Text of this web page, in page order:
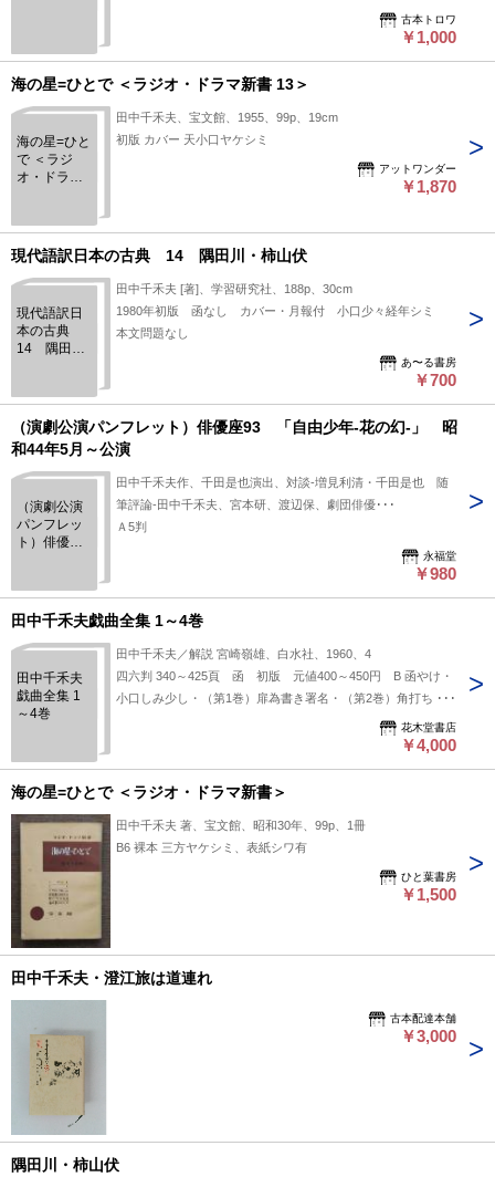
にヨレ有。ページ全体にヤケ、三方に軽い汚れ有。本文部分の
状態は良好ですが、中古品である旨ご了承の上お買い上げ下さ
古本トロワ
￥1,000
海の星=ひとで ＜ラジオ・ドラマ新書 13＞
海の星=ひと
で ＜ラジ
オ・ドラマ
田中千禾夫、宝文館、1955、99p、19cm
初版 カバー 天小口ヤケシミ
アットワンダー
￥1,870
現代語訳日本の古典 14 隅田川・柿山伏
現代語訳日
本の古典
14 隅田
田中千禾夫 [著]、学習研究社、188p、30cm
1980年初版 函なし カバー・月報付 小口少々経年シミ
本文問題なし
あ〜る書房
￥700
（演劇公演パンフレット）俳優座93 「自由少年-花の幻-」 昭
和44年5月～公演
（演劇公演
パンフレッ
ト）俳優座
幻-」 昭和
44年5月～公
演
田中千禾夫作、千田是也演出、対談-増見利清・千田是也 随
筆評論-田中千禾夫、宮本研、渡辺保、劇団俳優･･･
Ａ5判
永福堂
￥980
田中千禾夫戯曲全集 1～4巻
田中千禾夫
戯曲全集 1
～4巻
田中千禾夫／解説 宮崎嶺雄、白水社、1960、4
四六判 340～425頁 函 初版 元値400～450円 B 函やけ・
小口しみ少し・（第1巻）扉為書き署名・（第2巻）角打ち
花木堂書店
￥4,000
海の星=ひとで ＜ラジオ・ドラマ新書＞
田中千禾夫 著、宝文館、昭和30年、99p、1冊
B6 裸本 三方ヤケシミ、表紙シワ有
ひと葉書房
￥1,500
田中千禾夫・澄江旅は道連れ
古本配達本舗
￥3,000
隅田川・柿山伏